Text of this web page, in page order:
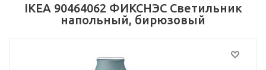
IKEA 90464062 ФИКСНЭС Светильник
напольный, бирюзовый